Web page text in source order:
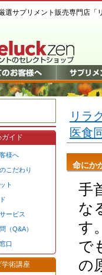
リラ
医食
命にか
手
な
す
で
の
ガイド
様へ
こだわり
ト
ービス
（Q&A）
口
学術講座
選サプリメント販売専門店「